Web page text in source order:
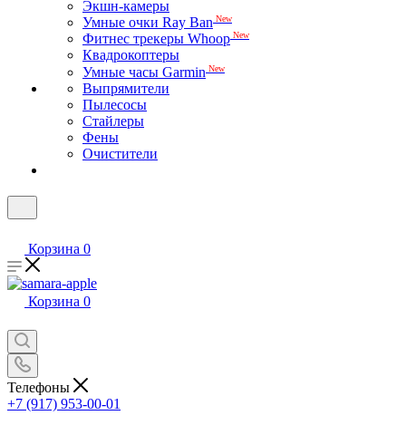
Экшн-камеры
Умные очки Ray Ban New
Фитнес трекеры Whoop New
Квадрокоптеры
Умные часы Garmin New
Выпрямители
Пылесосы
Стайлеры
Фены
Очистители
Корзина 0
Корзина 0
Телефоны
+7 (917) 953-00-01